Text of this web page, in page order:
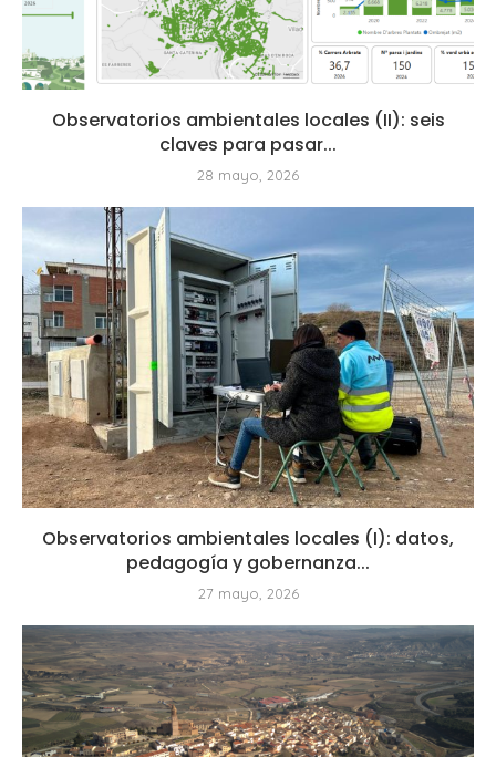
Observatorios ambientales locales (II): seis
claves para pasar...
28 mayo, 2026
Observatorios ambientales locales (I): datos,
pedagogía y gobernanza...
27 mayo, 2026